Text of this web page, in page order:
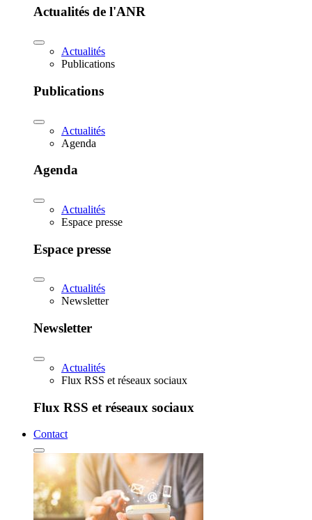
Actualités de l'ANR
Actualités
Publications
Publications
Actualités
Agenda
Agenda
Actualités
Espace presse
Espace presse
Actualités
Newsletter
Newsletter
Actualités
Flux RSS et réseaux sociaux
Flux RSS et réseaux sociaux
Contact